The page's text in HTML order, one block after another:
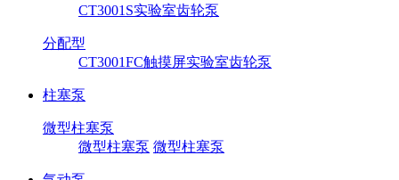
CT3001S实验室齿轮泵
分配型
CT3001FC触摸屏实验室齿轮泵
柱塞泵
微型柱塞泵
微型柱塞泵 微型柱塞泵